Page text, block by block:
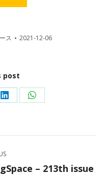
ス 2021-12-06
post
Share
LinkedIn
Share
WhatsApp
– 213th issue